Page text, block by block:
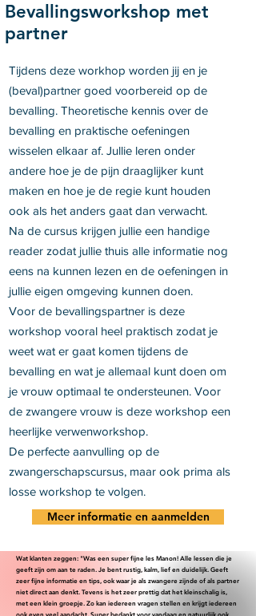
Bevallingsworkshop met
partner
Tijdens deze workhop worden jij en je
(beval)partner goed voorbereid op de
bevalling. Theoretische kennis over de
bevalling en praktische oefeningen
wisselen elkaar af. Jullie leren onder
andere hoe je de pijn draaglijker kunt
maken en hoe je de regie kunt houden
ook als het anders gaat dan verwacht.
Na de cursus krijgen jullie een handige
reader zodat jullie thuis alle informatie nog
eens na kunnen lezen en de oefeningen in
jullie eigen omgeving kunnen doen.
Voor de bevallingspartner is deze
workshop vooral heel praktisch zodat je
weet wat er gaat komen tijdens de
bevalling en wat je allemaal kunt doen om
je vrouw optimaal te ondersteunen. Voor
de zwangere vrouw is deze workshop een
heerlijke verwenworkshop.
De perfecte aanvulling op de
zwangerschapscursus, maar ook prima als
losse workshop te volgen.
Meer informatie en aanmelden
Wat klanten zeggen: "Was een super fijne les Manon! Alle lessen die je
geeft zijn om aan te raden. Je bent rustig, kalm, lief en duidelijk. Geeft
zeer fijne informatie en tips, ook waar je als zwangere zijnde of als partner
niet direct aan denkt. Tevens is het zeer prettig dat het kleinschalig is,
met een klein groepje. Zo kan iedereen vragen stellen en krijgt iedereen
ook even veel aandacht. Super bedankt voor vandaag en natuurlijk ook